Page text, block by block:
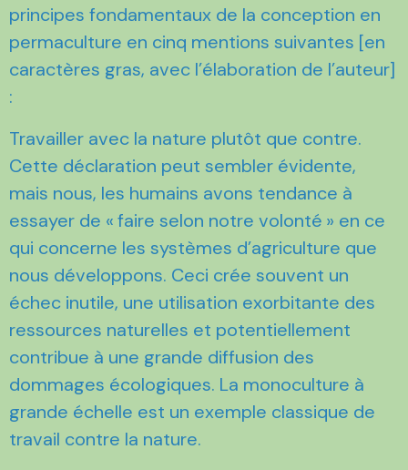
principes fondamentaux de la conception en
permaculture en cinq mentions suivantes [en
caractères gras, avec l’élaboration de l’auteur]
:
Travailler avec la nature plutôt que contre.
Cette déclaration peut sembler évidente,
mais nous, les humains avons tendance à
essayer de « faire selon notre volonté » en ce
qui concerne les systèmes d’agriculture que
nous développons. Ceci crée souvent un
échec inutile, une utilisation exorbitante des
ressources naturelles et potentiellement
contribue à une grande diffusion des
dommages écologiques. La monoculture à
grande échelle est un exemple classique de
travail contre la nature.